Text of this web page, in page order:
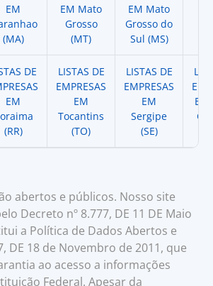
EM
(MA)
EM Mato
Grosso
(MT)
EM Mato
Grosso do
Sul (MS)
DE
EM
(RR)
LISTAS DE
EMPRESAS
EM
Tocantins
(TO)
LISTAS DE
EMPRESAS
EM
Sergipe
(SE)
EM
abertos e públicos. Nosso site
Decreto nº 8.777, DE 11 DE Maio
a Política de Dados Abertos e
DE 18 de Novembro de 2011, que
ao acesso a informações
Federal. Apesar da